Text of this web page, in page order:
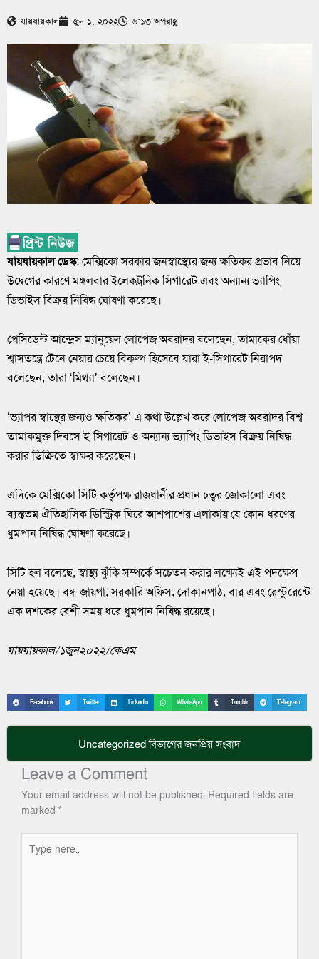
যায়যায়কাল জুন ১, ২০২২ ৬:১৩ অপরাহ্ণ
যায়যায়কাল ডেস্ক: মেক্সিকো সরকার জনস্বাস্থ্যের জন্য ক্ষতিকর প্রভাব নিয়ে
উদ্বেগের কারণে মঙ্গলবার ইলেকট্রনিক সিগারেট এবং অন্যান্য ভ্যাপিং
ডিভাইস বিক্রয় নিষিদ্ধ ঘোষণা করেছে।
প্রেসিডেন্ট আন্দ্রেস ম্যানুয়েল লোপেজ অবরাদর বলেছেন, তামাকের ধোঁয়া
শ্বাসতন্ত্রে টেনে নেয়ার চেয়ে বিকল্প হিসেবে যারা ই-সিগারেট নিরাপদ
বলেছেন, তারা ‘মিথ্যা’ বলেছেন।
‘ভ্যাপর স্বাস্থের জন্যও ক্ষতিকর’ এ কথা উল্লেখ করে লোপেজ অবরাদর বিশ্ব
তামাকমুক্ত দিবসে ই-সিগারেট ও অন্যান্য ভ্যাপিং ডিভাইস বিক্রয় নিষিদ্ধ
করার ডিক্রিতে স্বাক্ষর করেছেন।
এদিকে মেক্সিকো সিটি কর্তৃপক্ষ রাজধানীর প্রধান চত্বর জোকালো এবং
ব্যস্ততম ঐতিহাসিক ডিস্ট্রিক ঘিরে আশপাশের এলাকায় যে কোন ধরণের
ধুমপান নিষিদ্ধ ঘোষণা করেছে।
সিটি হল বলেছে, স্বাস্থ্য ঝুঁকি সম্পর্কে সচেতন করার লক্ষ্যেই এই পদক্ষেপ
নেয়া হয়েছে। বন্ধ জায়গা, সরকারি অফিস, দোকানপাঠ, বার এবং রেস্টুরেন্টে
এক দশকের বেশী সময় ধরে ধুমপান নিষিদ্ধ রয়েছে।
যায়যায়কাল/১জুন২০২২/কেএম
Facebook Twitter LinkedIn WhatsApp Tumblr Telegram
Uncategorizedবিভাগের জনপ্রিয় সংবাদ
Leave a Comment
Your email address will not be published. Required fields are
marked *
here..